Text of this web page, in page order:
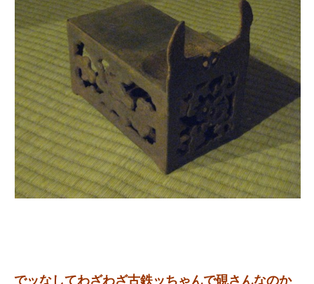
でッなしてわざわざ古鉄ッちゃんで硯さんなのか